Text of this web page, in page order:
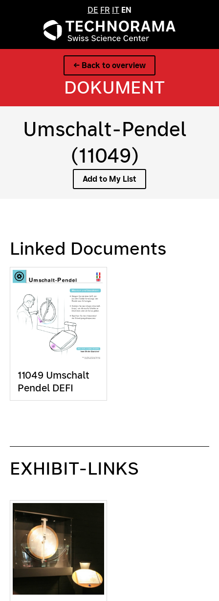
DE FR IT EN
← Back to overview
DOKUMENT
Umschalt-Pendel
(11049)
Add to My List
Linked Documents
11049 Umschalt
Pendel DEFI
EXHIBIT-LINKS